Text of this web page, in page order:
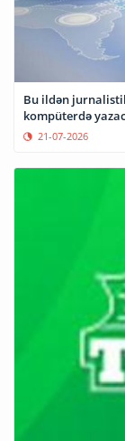
Bu ildən
kompüterdə
21-07-2026